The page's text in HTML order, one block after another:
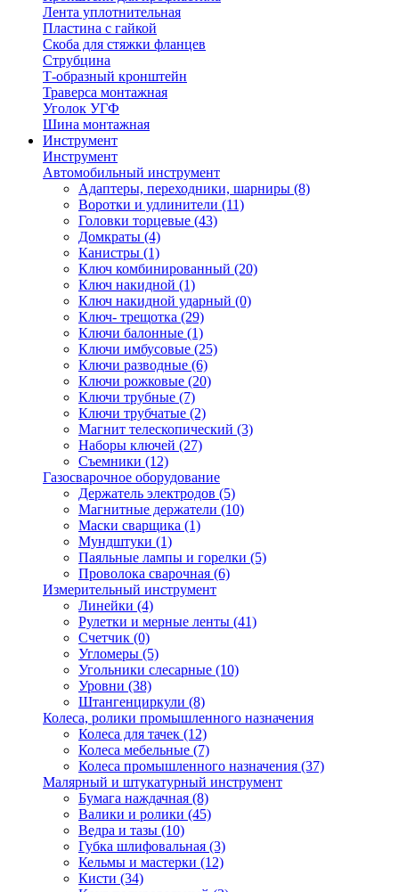
Лента уплотнительная
Пластина с гайкой
Скоба для стяжки фланцев
Струбцина
Т-образный кронштейн
Траверса монтажная
Уголок УГФ
Шина монтажная
Инструмент
Инструмент
Автомобильный инструмент
Адаптеры, переходники, шарниры (8)
Воротки и удлинители (11)
Головки торцевые (43)
Домкраты (4)
Канистры (1)
Ключ комбинированный (20)
Ключ накидной (1)
Ключ накидной ударный (0)
Ключ- трещотка (29)
Ключи балонные (1)
Ключи имбусовые (25)
Ключи разводные (6)
Ключи рожковые (20)
Ключи трубные (7)
Ключи трубчатые (2)
Магнит телескопический (3)
Наборы ключей (27)
Съемники (12)
Газосварочное оборудование
Держатель электродов (5)
Магнитные держатели (10)
Маски сварщика (1)
Мундштуки (1)
Паяльные лампы и горелки (5)
Проволока сварочная (6)
Измерительный инструмент
Линейки (4)
Рулетки и мерные ленты (41)
Счетчик (0)
Угломеры (5)
Угольники слесарные (10)
Уровни (38)
Штангенциркули (8)
Колеса, ролики промышленного назначения
Колеса для тачек (12)
Колеса мебельные (7)
Колеса промышленного назначения (37)
Малярный и штукатурный инструмент
Бумага наждачная (8)
Валики и ролики (45)
Ведра и тазы (10)
Губка шлифовальная (3)
Кельмы и мастерки (12)
Кисти (34)